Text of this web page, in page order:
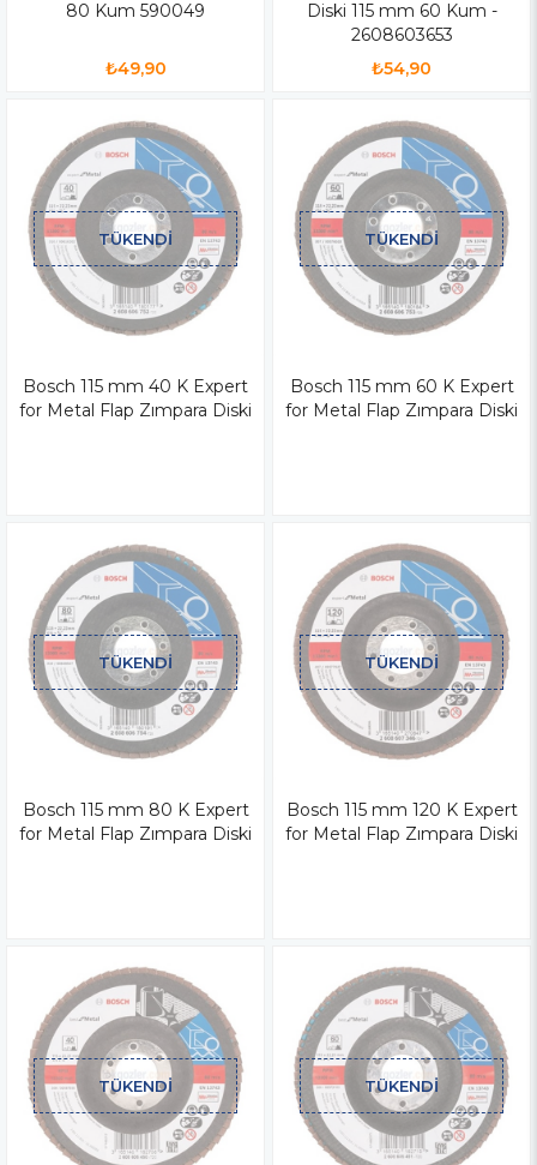
80 Kum 590049
₺49,90
Diski 115 mm 60 Kum -
2608603653
₺54,90
TÜKENDI
Bosch 115 mm 40 K Expert
for Metal Flap Zımpara Diski
TÜKENDI
Bosch 115 mm 60 K Expert
for Metal Flap Zımpara Diski
TÜKENDI
Bosch 115 mm 80 K Expert
for Metal Flap Zımpara Diski
TÜKENDI
Bosch 115 mm 120 K Expert
for Metal Flap Zımpara Diski
TÜKENDI TÜKENDI